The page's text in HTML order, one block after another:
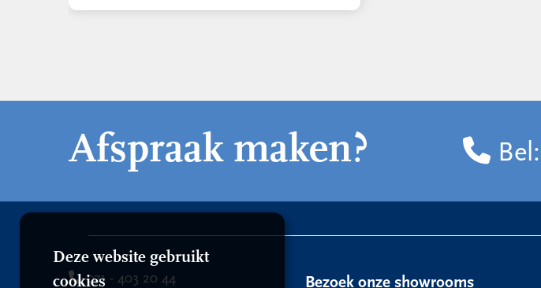
Afspraak maken? Bel:
071 - 403 20 44 Bezoek onze showrooms
Deze website gebruikt
cookies